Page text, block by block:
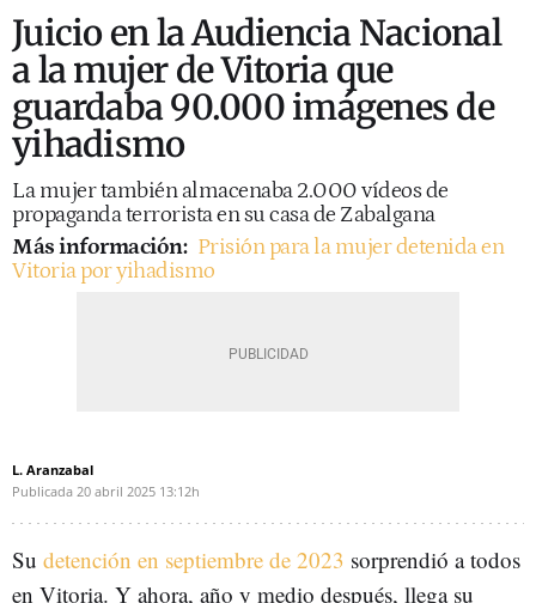
Juicio en la Audiencia Nacional
a la mujer de Vitoria que
guardaba 90.000 imágenes de
yihadismo
La mujer también almacenaba 2.000 vídeos de
propaganda terrorista en su casa de Zabalgana
Más información: Prisión para la mujer detenida en
Vitoria por yihadismo
L. Aranzabal
Publicada 20 abril 2025 13:12h
Su detención en septiembre de 2023 sorprendió a todos
en Vitoria. Y ahora, año y medio después, llega su